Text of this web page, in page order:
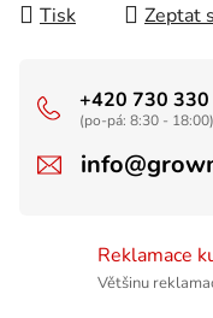
Tisk Zeptat
+420 730
(po-pá: 8:30 - 18:00)
Reklamace
Většinu